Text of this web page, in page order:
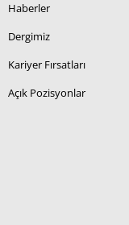
Haberler
Dergimiz
Kariyer Fırsatları
Açık Pozisyonlar